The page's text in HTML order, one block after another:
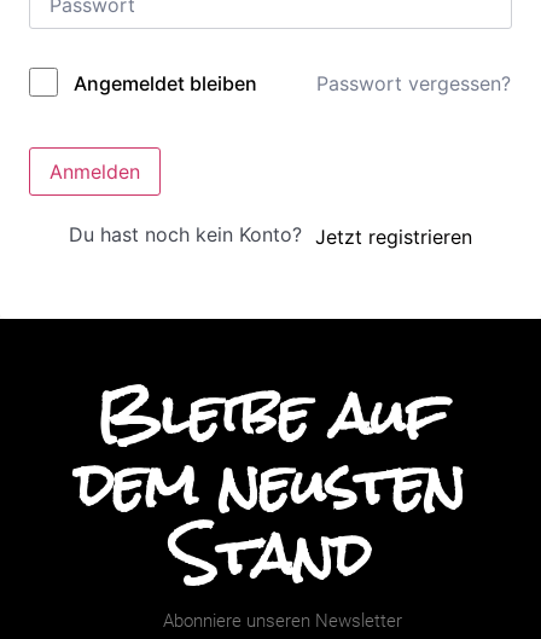
Alternative:
Angemeldet bleiben Passwort vergessen?
Anmelden
Du hast noch kein Konto? Jetzt registrieren
Bleibe auf
dem neusten
Stand
Abonniere unseren Newsletter